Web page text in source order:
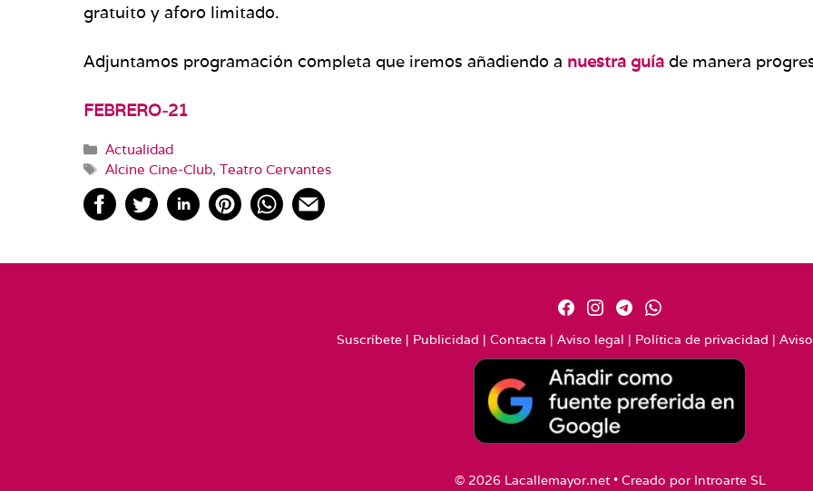
gratuito y aforo limitado.
Adjuntamos programación completa que iremos añadiendo a nuestra guía de manera
FEBRERO-21
Categorías
Actualidad
Etiquetas
Alcine Cine-Club,Teatro Cervantes
Suscríbete| Publicidad | Contacta | Aviso legal | Política de privacidad |
© 2026 Lacallemayor.net • Creado por Introarte SL